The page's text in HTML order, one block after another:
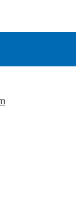
In
Aanmelden